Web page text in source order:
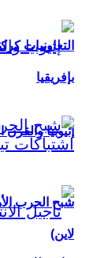
إثيوبيا
التعاونيات
بإفريقيا
شبح الحرب
لاين)